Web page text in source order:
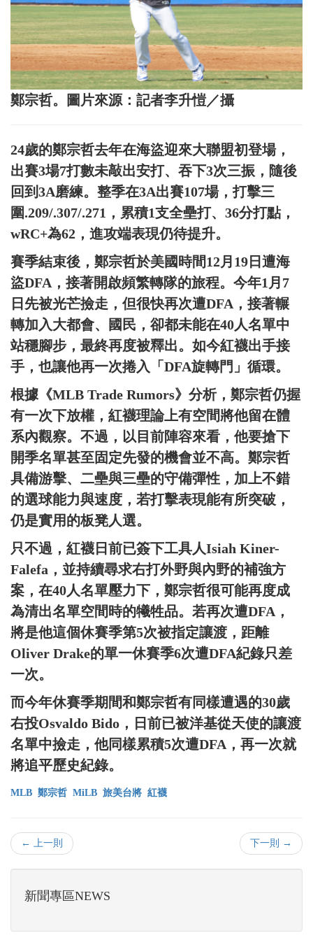
鄭宗哲。圖片來源：記者李升愷／攝
24歲的鄭宗哲去年在海盜迎來大聯盟初登場，
出賽3場7打數未敲出安打、吞下3次三振，隨後
回到3A磨練。整季在3A出賽107場，打擊三
圍.209/.307/.271，累積1支全壘打、36分打點，
wRC+為62，進攻端表現仍待提升。
賽季結束後，鄭宗哲於美國時間12月19日遭海
盜DFA，接著開啟頻繁轉隊的旅程。今年1月7
日先被光芒撿走，但很快再次遭DFA，接著輾
轉加入大都會、國民，卻都未能在40人名單中
站穩腳步，最終再度被釋出。如今紅襪出手接
手，也讓他再一次捲入「DFA旋轉門」循環。
根據《MLB Trade Rumors》分析，鄭宗哲仍握
有一次下放權，紅襪理論上有空間將他留在體
系內觀察。不過，以目前陣容來看，他要搶下
開季名單甚至固定先發的機會並不高。鄭宗哲
具備游擊、二壘與三壘的守備彈性，加上不錯
的選球能力與速度，若打擊表現能有所突破，
仍是實用的板凳人選。
只不過，紅襪日前已簽下工具人Isiah Kiner-
Falefa，並持續尋求右打外野與內野的補強方
案，在40人名單壓力下，鄭宗哲很可能再度成
為清出名單空間時的犧牲品。若再次遭DFA，
將是他這個休賽季第5次被指定讓渡，距離
Oliver Drake的單一休賽季6次遭DFA紀錄只差
一次。
而今年休賽季期間和鄭宗哲有同樣遭遇的30歲
右投Osvaldo Bido，日前已被洋基從天使的讓渡
名單中撿走，他同樣累積5次遭DFA，再一次就
將追平歷史紀錄。
MLB 鄭宗哲 MiLB 旅美台將 紅襪
← 上一則 下一則 →
新聞專區NEWS